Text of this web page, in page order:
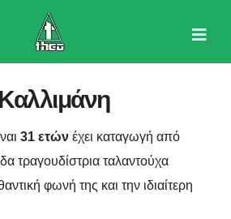
Καλλιμάνη
31 ετών έχει καταγωγή από
τραγουδίστρια ταλαντούχα
φωνή της και την ιδιαίτερη